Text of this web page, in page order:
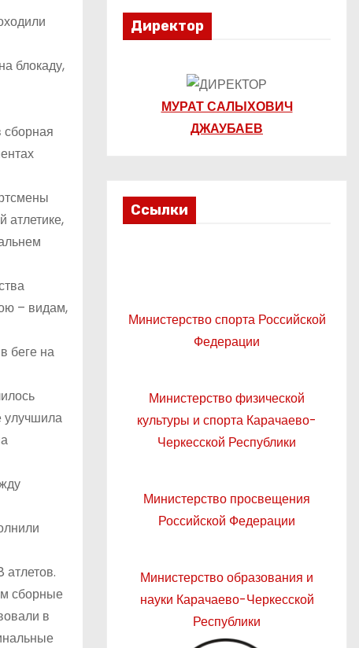
блокаду,
сборная
атлетике,
– видам,
беге на
улучшила
сборные
в
Директор
МУРАТ САЛЫХОВИЧ
ДЖАУБАЕВ
Ссылки
Министерство спорта Российской
Федерации
Министерство физической
культуры и спорта Карачаево-
Черкесской Республики
Министерство просвещения
Российской Федерации
Министерство образования и
науки Карачаево-Черкесской
Республики